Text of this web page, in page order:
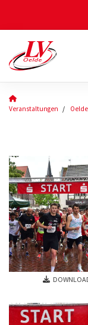
Veranstaltungen